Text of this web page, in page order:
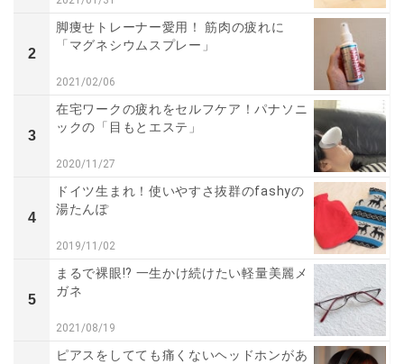
2
脚痩せトレーナー愛用！ 筋肉の疲れに
「マグネシウムスプレー」
2021/02/06
3
在宅ワークの疲れをセルフケア！パナソニ
ックの「目もとエステ」
2020/11/27
4
ドイツ生まれ！使いやすさ抜群のfashyの
湯たんぽ
2019/11/02
5
まるで裸眼!? 一生かけ続けたい軽量美麗メ
ガネ
2021/08/19
ピアスをしてても痛くないヘッドホンがあ